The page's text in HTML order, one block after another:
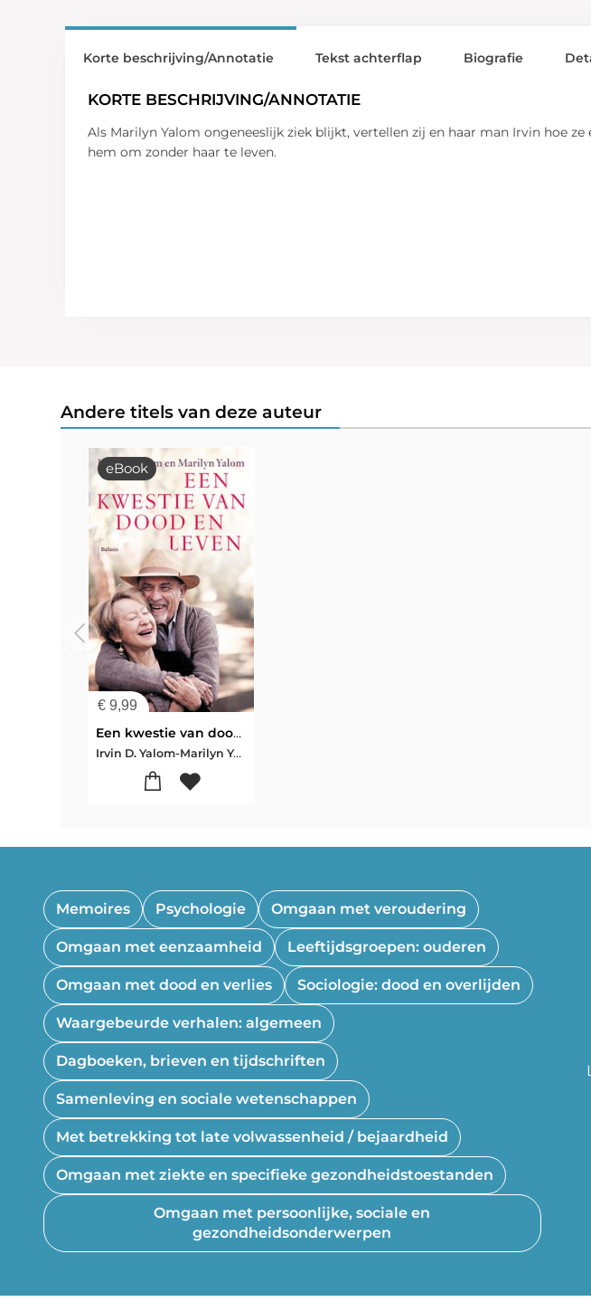
Korte beschrijving/Annotatie
KORTE BESCHRIJVING/ANNOTATIE
Als Marilyn Yalom ongeneeslijk ziek blijkt, vertellen zij en haar man Irvin hoe
hem om zonder haar te leven.
Tekst achterflap Biografie
Andere titels van deze auteur
€ 9,99
eBook
Een kwestie van dood en leven
Irvin D. Yalom-Marilyn Yalom
Memoires Psychologie Omgaan met veroudering
Omgaan met eenzaamheid Leeftijdsgroepen: ouderen
Omgaan met dood en verlies Sociologie: dood en overlijden
Waargebeurde verhalen: algemeen
Dagboeken, brieven en tijdschriften
Samenleving en sociale wetenschappen
Met betrekking tot late volwassenheid / bejaardheid
Omgaan met ziekte en specifieke gezondheidstoestanden
Omgaan met persoonlijke, sociale en
gezondheidsonderwerpen